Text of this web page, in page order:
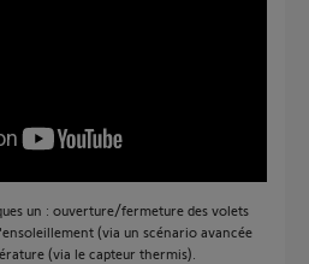
un : ouverture/fermeture des volets
(via un scénario avancée
(via le capteur thermis).